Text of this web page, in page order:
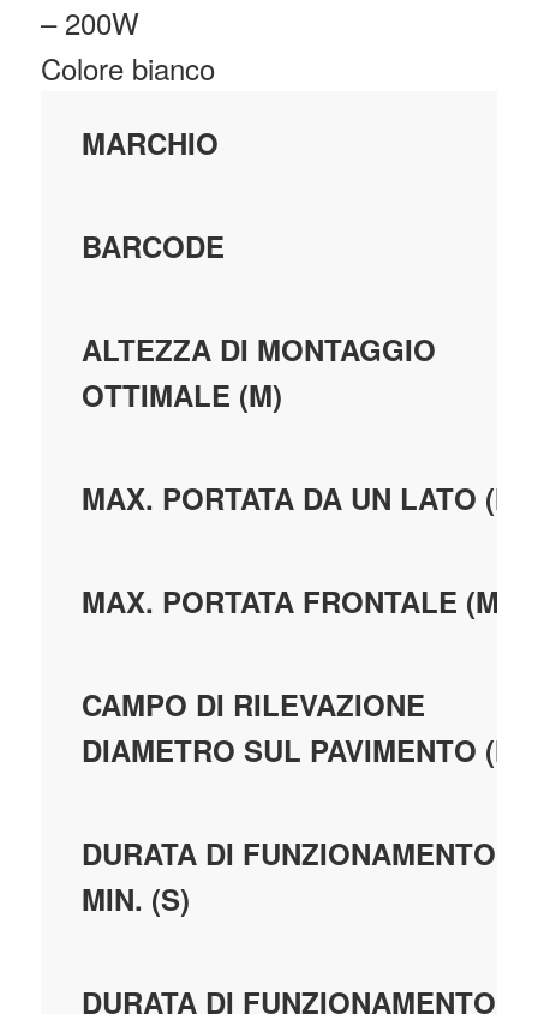
– 200W
Colore bianco
MARCHIO
BARCODE
ALTEZZA DI MONTAGGIO
OTTIMALE (M)
MAX. PORTATA DA UN LATO (M)
MAX. PORTATA FRONTALE (M)
CAMPO DI RILEVAZIONE
DIAMETRO SUL PAVIMENTO (M)
DURATA DI FUNZIONAMENTO
MIN. (S)
DURATA DI FUNZIONAMENTO